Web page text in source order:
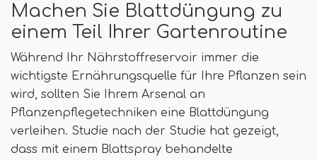
Machen Sie Blattdüngung zu
einem Teil Ihrer Gartenroutine
Während Ihr Nährstoffreservoir immer die
wichtigste Ernährungsquelle für Ihre Pflanzen sein
wird, sollten Sie Ihrem Arsenal an
Pflanzenpflegetechniken eine Blattdüngung
verleihen. Studie nach der Studie hat gezeigt,
dass mit einem Blattspray behandelte